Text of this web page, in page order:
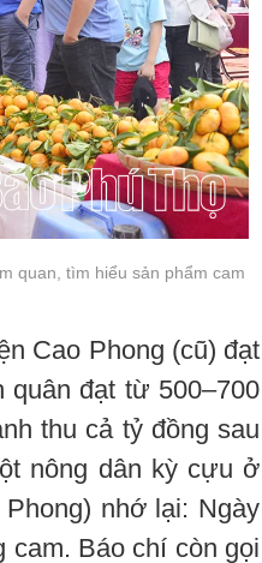
quan, tìm hiểu sản phẩm cam
Cao Phong (cũ) đạt
quân đạt từ 500–700
thu cả tỷ đồng sau
nông dân kỳ cựu ở
nhớ lại: Ngày
cam. Báo chí còn gọi